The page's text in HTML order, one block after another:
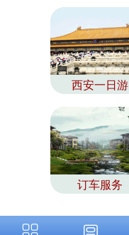
西安一日游
订车服务